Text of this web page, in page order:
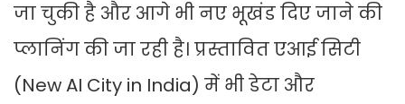
जा चुकी है और आगे भी नए भूखंड दिए जाने की
प्लानिंग की जा रही है। प्रस्तावित एआई सिटी
(New AI City in India) में भी डेटा और